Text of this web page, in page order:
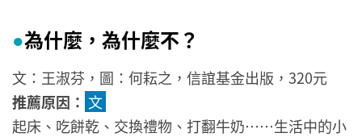
●為什麼，為什麼不？
文：王淑芬，圖：何耘之，信誼基金出版，320元
推薦原因： 文
起床、吃餅乾、交換禮物、打翻牛奶……生活中的小